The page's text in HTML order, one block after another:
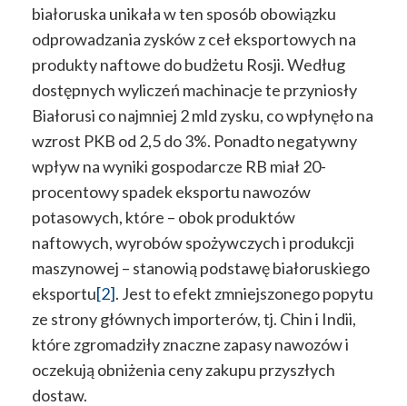
białoruska unikała w ten sposób obowiązku
odprowadzania zysków z ceł eksportowych na
produkty naftowe do budżetu Rosji. Według
dostępnych wyliczeń machinacje te przyniosły
Białorusi co najmniej 2 mld zysku, co wpłynęło na
wzrost PKB od 2,5 do 3%. Ponadto negatywny
wpływ na wyniki gospodarcze RB miał 20-
procentowy spadek eksportu nawozów
potasowych, które – obok produktów
naftowych, wyrobów spożywczych i produkcji
maszynowej – stanowią podstawę białoruskiego
eksportu[2]. Jest to efekt zmniejszonego popytu
ze strony głównych importerów, tj. Chin i Indii,
które zgromadziły znaczne zapasy nawozów i
oczekują obniżenia ceny zakupu przyszłych
dostaw.